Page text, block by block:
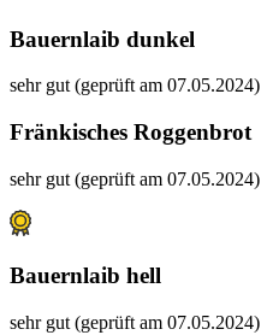
Bauernlaib dunkel
sehr gut (geprüft am 07.05.2024)
Fränkisches Roggenbrot
sehr gut (geprüft am 07.05.2024)
Bauernlaib hell
sehr gut (geprüft am 07.05.2024)